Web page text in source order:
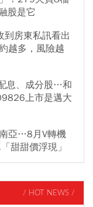
股是它
到房東私訊看出
越多，風險越
息、成分股…和
上市是邁大
亞…8月V轉機
甜甜價浮現」
/ HOT NEWS /